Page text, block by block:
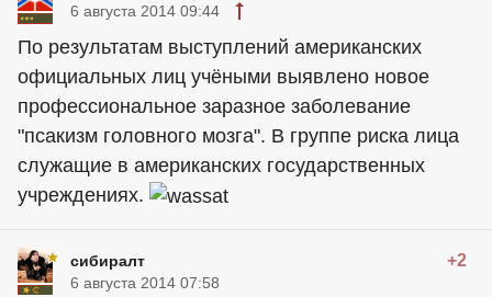
6 августа 2014 09:44
По результатам выступлений американских
официальных лиц учёными выявлено новое
профессиональное заразное заболевание
"псакизм головного мозга". В группе риска лица
служащие в американских государственных
учреждениях.
сибиралт +2
6 августа 2014 07:58